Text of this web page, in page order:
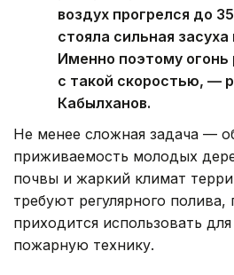
воздух прогрелся до
стояла сильная засуха
Именно поэтому огонь
с такой скоростью, —
Кабылханов.
Не менее сложная задача —
приживаемость молодых
почвы и жаркий климат
требуют регулярного
приходится использовать
пожарную технику.